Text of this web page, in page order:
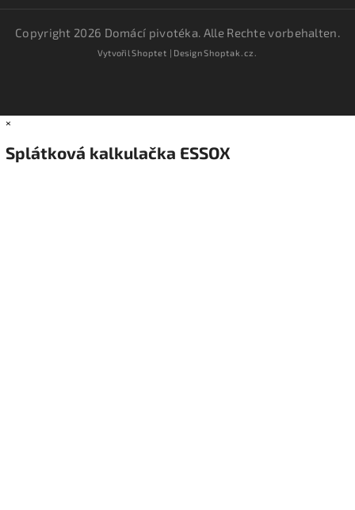
Copyright 2026 Domácí pivotéka. Alle Rechte vorbehalten.
VytvořilShoptet | DesignShoptak.cz.
×
Splátková kalkulačka ESSOX